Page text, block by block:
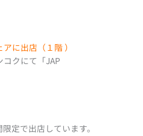
に出店（１階 ）
クにて「JAP
定で出店しています。